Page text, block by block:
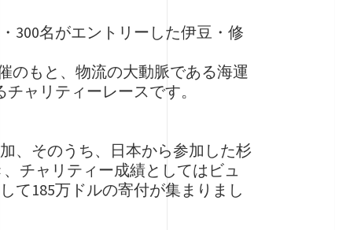
300名がエントリーした伊豆・修
のもと、物流の大動脈である海運
ャリティーレースです。
、そのうち、日本から参加した杉
チャリティー成績としてはビュ
て185万ドルの寄付が集まりまし